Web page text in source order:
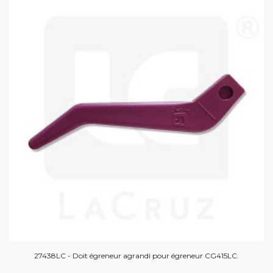
27438LC - Doit égreneur agrandi pour égreneur CG415LC.